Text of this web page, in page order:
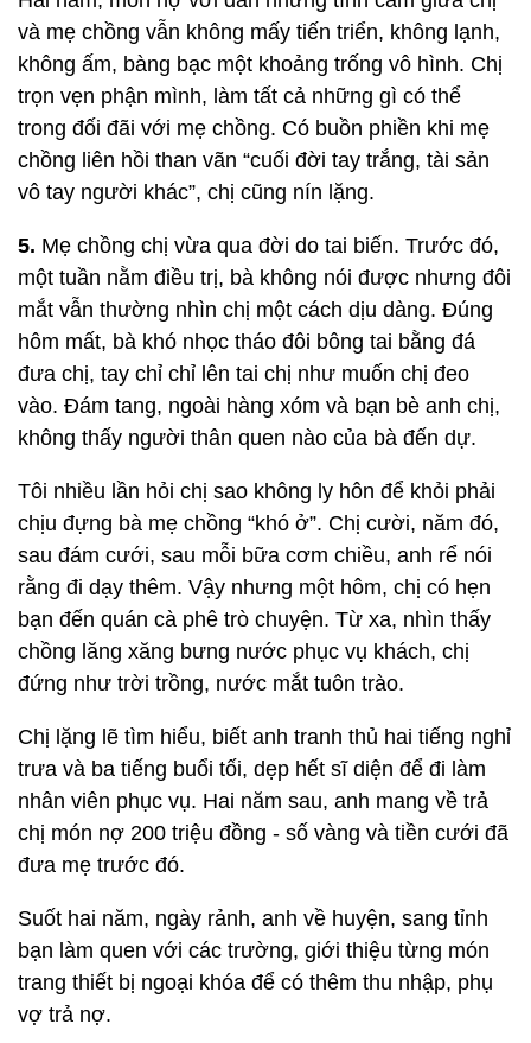
và mẹ chồng vẫn không mấy tiến triển, không lạnh,
không ấm, bàng bạc một khoảng trống vô hình. Chị
trọn vẹn phận mình, làm tất cả những gì có thể
trong đối đãi với mẹ chồng. Có buồn phiền khi mẹ
chồng liên hồi than vãn “cuối đời tay trắng, tài sản
vô tay người khác”, chị cũng nín lặng.
5. Mẹ chồng chị vừa qua đời do tai biến. Trước đó,
một tuần nằm điều trị, bà không nói được nhưng đôi
mắt vẫn thường nhìn chị một cách dịu dàng. Đúng
hôm mất, bà khó nhọc tháo đôi bông tai bằng đá
đưa chị, tay chỉ chỉ lên tai chị như muốn chị đeo
vào. Đám tang, ngoài hàng xóm và bạn bè anh chị,
không thấy người thân quen nào của bà đến dự.
Tôi nhiều lần hỏi chị sao không ly hôn để khỏi phải
chịu đựng bà mẹ chồng “khó ở”. Chị cười, năm đó,
sau đám cưới, sau mỗi bữa cơm chiều, anh rể nói
rằng đi dạy thêm. Vậy nhưng một hôm, chị có hẹn
bạn đến quán cà phê trò chuyện. Từ xa, nhìn thấy
chồng lăng xăng bưng nước phục vụ khách, chị
đứng như trời trồng, nước mắt tuôn trào.
Chị lặng lẽ tìm hiểu, biết anh tranh thủ hai tiếng nghỉ
trưa và ba tiếng buổi tối, dẹp hết sĩ diện để đi làm
nhân viên phục vụ. Hai năm sau, anh mang về trả
chị món nợ 200 triệu đồng - số vàng và tiền cưới đã
đưa mẹ trước đó.
Suốt hai năm, ngày rảnh, anh về huyện, sang tỉnh
bạn làm quen với các trường, giới thiệu từng món
trang thiết bị ngoại khóa để có thêm thu nhập, phụ
vợ trả nợ.